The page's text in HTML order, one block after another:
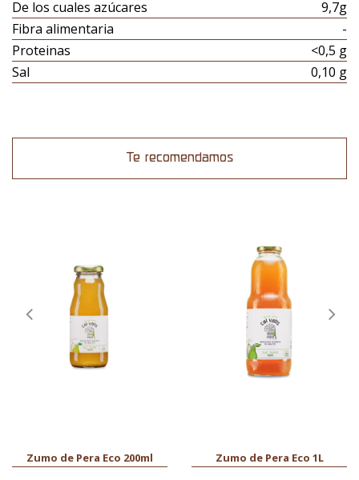
De los cuales azúcares
9,7g
Fibra alimentaria
-
Proteinas
<0,5 g
Sal
0,10 g
Te recomendamos
Zumo de Pera Eco 200ml Zumo de Pera Eco 1L